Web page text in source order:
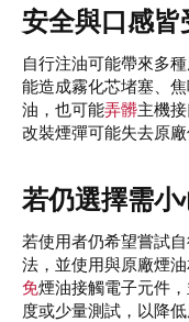
安全與口感皆
自行注油可能帶來多
能造成霧化芯堵塞、
油，也可能弄髒主機
改裝煙彈可能失去原
若仍選擇需小
若使用者仍希望嘗試
法，並使用與原廠煙
免煙油接觸電子元件
度或少量測試，以降低